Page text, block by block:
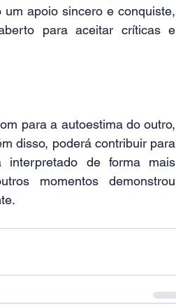
um apoio sincero e conquiste,
para aceitar críticas e
para a autoestima do outro,
disso, poderá contribuir para
interpretado de forma mais
momentos demonstrou